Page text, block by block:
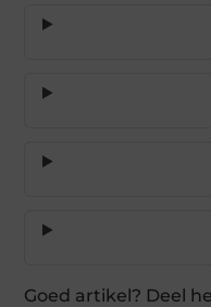
Goed artikel? Deel